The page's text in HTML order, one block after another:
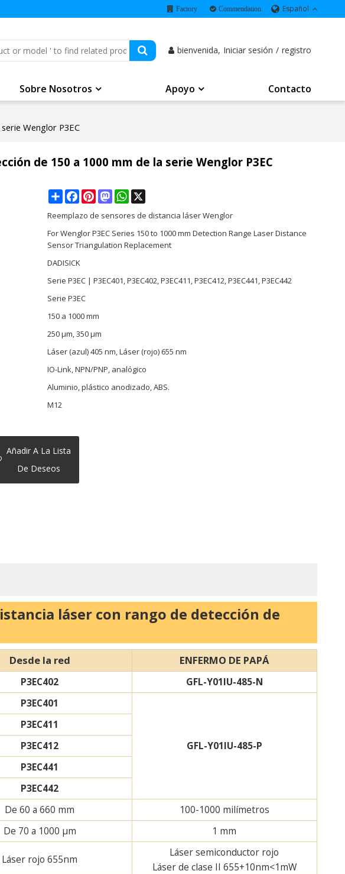
Factory Commendation Español
bienvenida, Iniciar sesión / registro
Sobre Nosotros Apoyo Contacto
Wenglor P3EC
de 150 a 1000 mm de la serie Wenglor P3EC
ShareFacebookPinterestMastodonWhatsApp
Reemplazo de sensores de distancia láser Wenglor
For Wenglor P3EC Series 150 to 1000 mm Detection Range Laser Distance
Sensor Triangulation Replacement
DADISICK
Serie P3EC | P3EC401, P3EC402, P3EC411, P3EC412, P3EC441, P3EC442
Serie P3EC
150 a 1000 mm
250 µm, 350 µm
Láser (azul) 405 nm, Láser (rojo) 655 nm
IO-Link, NPN/PNP, analógico
Aluminio, plástico anodizado, ABS.
M12
Añadir A La Lista
De Deseos
láser con rango de detección de
Desde la red ENFERMO DE PAPÁ
P3EC402
GFL-Y01IU-485-N
P3EC401
GFL-Y01IU-485-P
P3EC411
P3EC412
P3EC441
P3EC442
De 60 a 660 mm
100-1000 milímetros
De 70 a 1000 µm 1 mm
Láser rojo 655nm
Láser semiconductor rojo
Láser de clase II 655+10nm<1mW